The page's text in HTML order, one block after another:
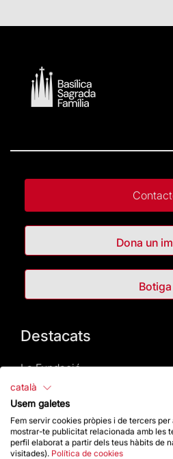
Dona un
Botiga
Destacats
La Fundació
Preguntes freqüents
Atenció al Visitant
català
Usem galetes
Fem servir cookies pròpies i de tercers
mostrar-te publicitat relacionada amb les
perfil elaborat a partir dels teus hàbits de
visitades). Política de cookies